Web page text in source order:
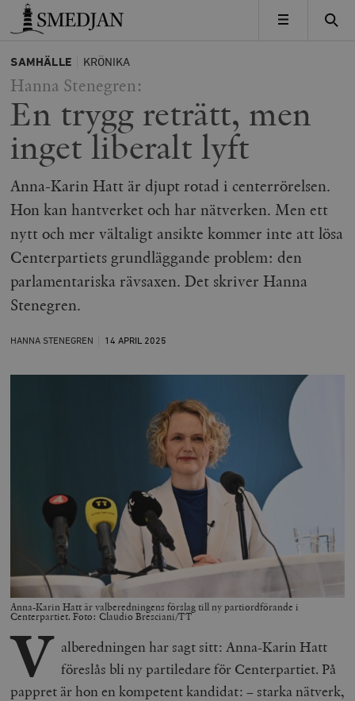
Timbro
MENY
SAMHÄLLE KRÖNIKA
Hanna Stenegren:
En trygg reträtt, men
inget liberalt lyft
Anna-Karin Hatt är djupt rotad i centerrörelsen.
Hon kan hantverket och har nätverken. Men ett
nytt och mer vältaligt ansikte kommer inte att lösa
Centerpartiets grundläggande problem: den
parlamentariska rävsaxen. Det skriver Hanna
Stenegren.
HANNA STENEGREN 14 APRIL 2025
Anna-Karin Hatt är valberedningens förslag till ny partiordförande i
Centerpartiet. Foto: Claudio Bresciani/TT
V alberedningen har sagt sitt: Anna-Karin Hatt
föreslås bli ny partiledare för Centerpartiet. På
pappret är hon en kompetent kandidat: – starka nätverk,